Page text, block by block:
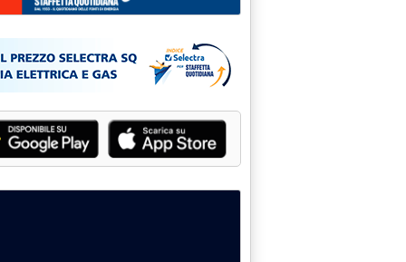
SU BOLLETTINO ANTITRUST'
1997 alle 0.0.